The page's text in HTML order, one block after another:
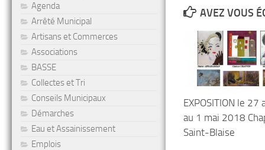
AVEZ VOUS
EXPOSITION le 27
au 1 mai 2018
Saint-Blaise
Agenda
Arrêté Municipal
Artisans et Commerces
Associations
BASSE
Collectes et Tri
Conseils Municipaux
Démarches
Eau et Assainissement
Emplois